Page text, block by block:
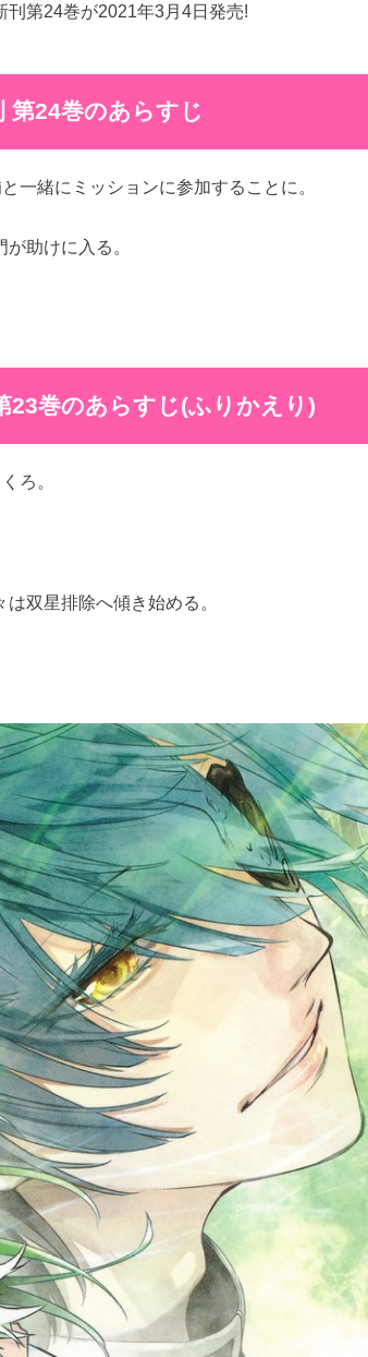
刊第24巻が2021年3月4日発売!
第24巻のあらすじ
一緒にミッションに参加することに。
助けに入る。
23巻のあらすじ(ふりかえり)
ろ。
双星排除へ傾き始める。